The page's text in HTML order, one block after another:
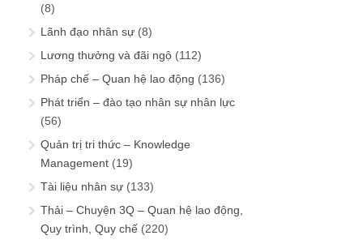
(8)
Lãnh đạo nhân sự (8)
Lương thưởng và đãi ngộ (112)
Pháp chế – Quan hệ lao động (136)
Phát triển – đào tạo nhân sự nhân lực
(56)
Quản trị tri thức – Knowledge
Management (19)
Tài liệu nhân sự (133)
Thải – Chuyện 3Q – Quan hệ lao động,
Quy trình, Quy chế (220)